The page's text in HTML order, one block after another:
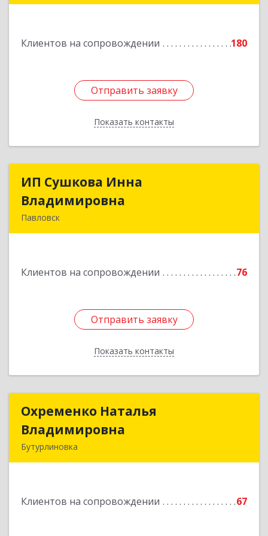
Клиентов на сопровождении 180
Отправить заявку
Показать контакты
Отправить заявку
Назад
ИП Сушкова Инна
Владимировна
Павловск
Клиентов на сопровождении 76
Отправить заявку
Показать контакты
ИП Сушкова Инна
Подробнее
Отправить заявку
Назад
Охременко Наталья
Владимировна
Бутурлиновка
Клиентов на сопровождении 67
Охременко Наталья